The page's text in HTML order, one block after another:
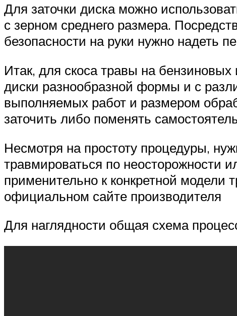
Для заточки диска можно
с зерном среднего размера.
безопасности на руки нужно надеть
Итак, для скоса травы на
диски разнообразной формы и с
выполняемых работ и размером
заточить либо поменять
Несмотря на простоту процедуры,
травмироваться по неосторожности
применительно к конкретной модели
официальном сайте производителя
Для наглядности общая схема